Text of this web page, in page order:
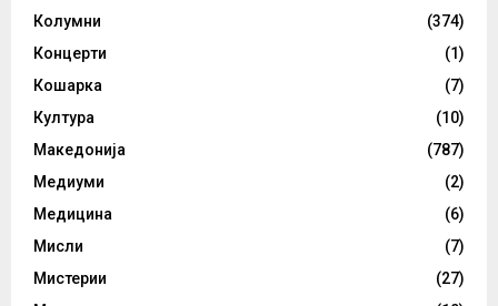
Колумни
(374)
Концерти
(1)
Кошарка
(7)
Култура
(10)
Македонија
(787)
Медиуми
(2)
Медицина
(6)
Мисли
(7)
Мистерии
(27)